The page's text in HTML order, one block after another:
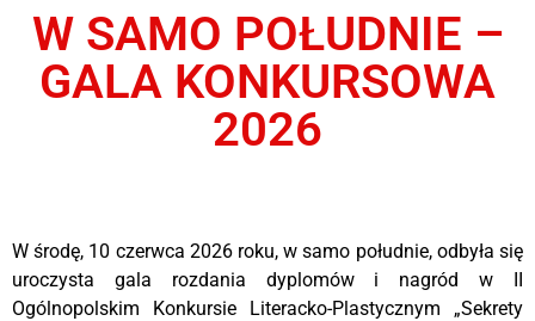
W SAMO POŁUDNIE –
GALA KONKURSOWA
2026
W środę, 10 czerwca 2026 roku, w samo południe, odbyła się
uroczysta gala rozdania dyplomów i nagród w II
Ogólnopolskim Konkursie Literacko-Plastycznym „Sekrety